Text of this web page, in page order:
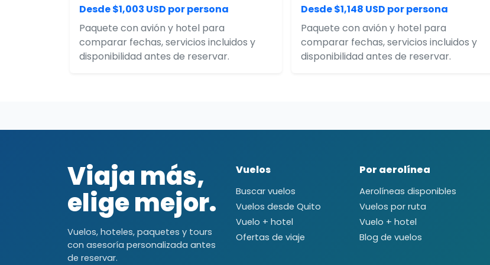
Desde $1,003 USD por persona
Paquete con avión y hotel para
comparar fechas, servicios incluidos y
disponibilidad antes de reservar.
Desde $1,148 USD por persona
Paquete con avión y hotel para
comparar fechas, servicios incluidos y
disponibilidad antes de reservar.
Viaja más,
elige mejor.
Vuelos, hoteles, paquetes y tours
con asesoría personalizada antes
de reservar.
Vuelos
Buscar vuelos
Vuelos desde Quito
Vuelo + hotel
Ofertas de viaje
Por aerolínea
Aerolíneas disponibles
Vuelos por ruta
Vuelo + hotel
Blog de vuelos